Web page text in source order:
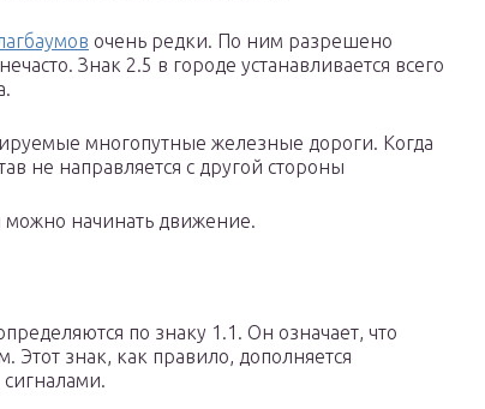
очень редки. По ним разрешено
Знак 2.5 в городе устанавливается всего
многопутные железные дороги. Когда
не направляется с другой стороны
можно начинать движение.
по знаку 1.1. Он означает, что
Этот знак, как правило, дополняется